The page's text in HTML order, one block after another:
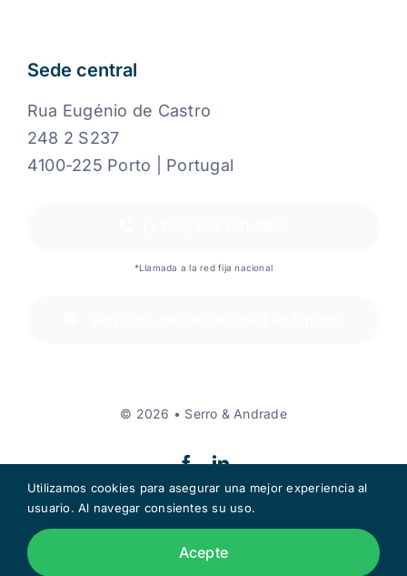
Sede central
Rua Eugénio de Castro
248 2 S237
4100-225 Porto | Portugal
*Llamada a la red fija nacional
© 2026 • Serro & Andrade
Volver arriba
Utilizamos cookies para asegurar una mejor experiencia al
usuario. Al navegar consientes su uso.
Acepte